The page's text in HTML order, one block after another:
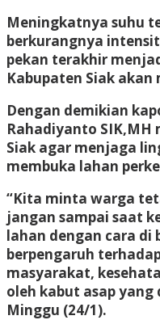
Meningkatnya suhu
berkurangnya
pekan terakhir
Kabupaten Siak
Dengan demikian
Rahadiyanto
Siak agar menjaga
membuka lahan
“Kita minta warga
jangan sampai saat
lahan dengan cara di
berpengaruh
masyarakat,
oleh kabut asap
Minggu (24/1).